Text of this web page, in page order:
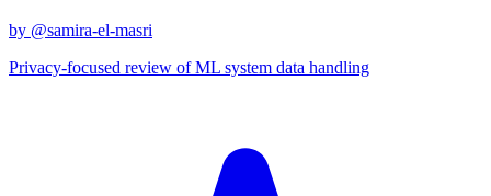
by @samira-el-masri
Privacy-focused review of ML system data handling